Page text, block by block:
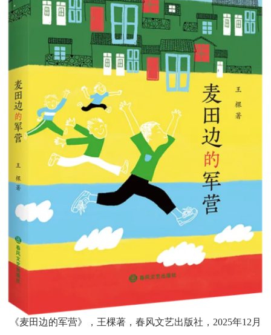
阅读
散文 文学评论
校园文学 其他阅读 文学访谈 作家新作
新书快讯
服务
入会须知 会员管理 文学奖项 报刊联盟
四川文学 星星诗刊 当代文坛 四川作家报
公告公示 征稿启事 新会员发展名单
专题专栏
《麦田边的军营》，王棵著，春风文艺出版社，2025年12月